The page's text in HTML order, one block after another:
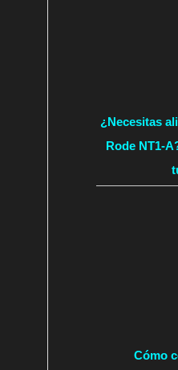
¿Necesitas
Rode NT1-
Cómo